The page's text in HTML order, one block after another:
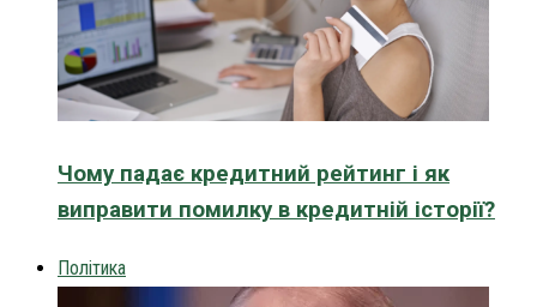
Чому падає кредитний рейтинг і як
виправити помилку в кредитній історії?
Політика